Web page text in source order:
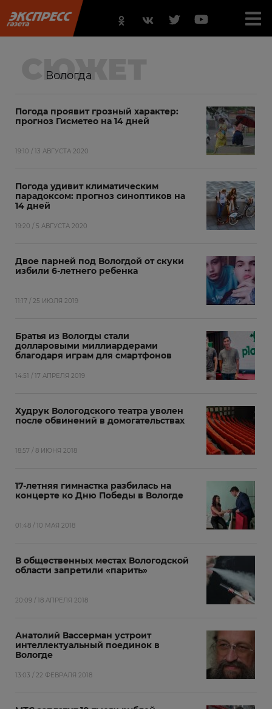
СЮЖЕТ
Вологда
Погода проявит грозный характер:
прогноз Гисметео на 14 дней
19:10 / 13 АВГУСТА 2020
Погода удивит климатическим
парадоксом: прогноз синоптиков на
14 дней
19:20 / 5 АВГУСТА 2020
Двое парней под Вологдой от скуки
избили 6-летнего ребенка
11:17 / 25 ИЮЛЯ 2019
Братья из Вологды стали
долларовыми миллиардерами
благодаря играм для смартфонов
14:51 / 17 АПРЕЛЯ 2019
Худрук Вологодского театра уволен
после обвинений в домогательствах
18:57 / 8 ИЮНЯ 2018
17-летняя гимнастка разбилась на
концерте ко Дню Победы в Вологде
01:48 / 10 МАЯ 2018
В общественных местах Вологодской
области запретили «парить»
20:09 / 18 АПРЕЛЯ 2018
Анатолий Вассерман устроит
интеллектуальный поединок в
Вологде
13:03 / 22 ФЕВРАЛЯ 2018